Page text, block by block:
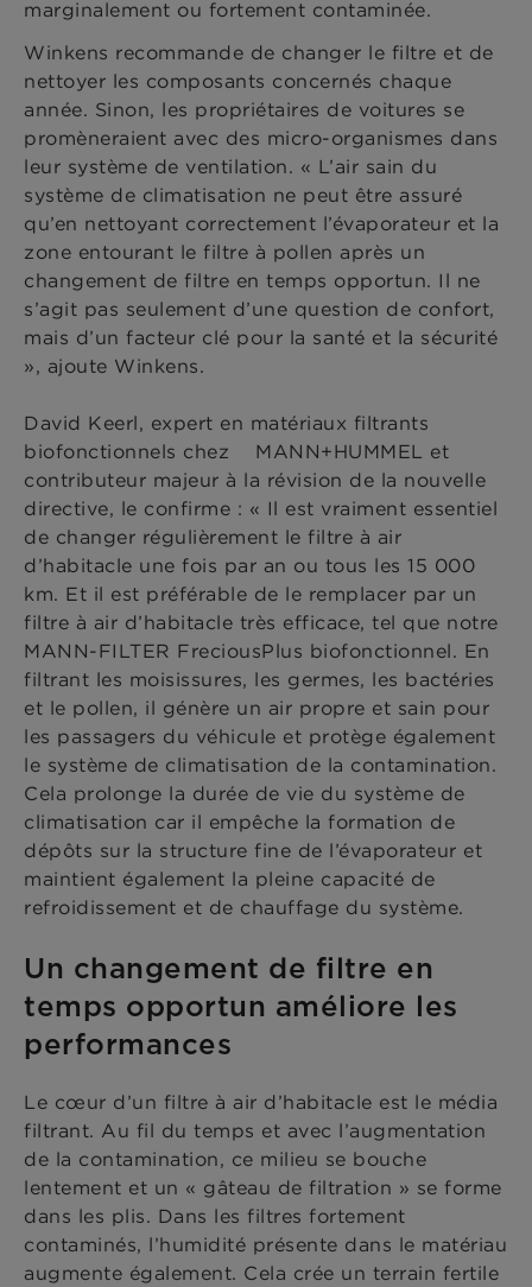
marginalement ou fortement contaminée.
Winkens recommande de changer le filtre et de
nettoyer les composants concernés chaque
année. Sinon, les propriétaires de voitures se
promèneraient avec des micro-organismes dans
leur système de ventilation. « L’air sain du
système de climatisation ne peut être assuré
qu’en nettoyant correctement l’évaporateur et la
zone entourant le filtre à pollen après un
changement de filtre en temps opportun. Il ne
s’agit pas seulement d’une question de confort,
mais d’un facteur clé pour la santé et la sécurité
», ajoute Winkens.
David Keerl, expert en matériaux filtrants
biofonctionnels chez MANN+HUMMEL et
contributeur majeur à la révision de la nouvelle
directive, le confirme : « Il est vraiment essentiel
de changer régulièrement le filtre à air
d’habitacle une fois par an ou tous les 15 000
km. Et il est préférable de le remplacer par un
filtre à air d’habitacle très efficace, tel que notre
MANN-FILTER FreciousPlus biofonctionnel. En
filtrant les moisissures, les germes, les bactéries
et le pollen, il génère un air propre et sain pour
les passagers du véhicule et protège également
le système de climatisation de la contamination.
Cela prolonge la durée de vie du système de
climatisation car il empêche la formation de
dépôts sur la structure fine de l’évaporateur et
maintient également la pleine capacité de
refroidissement et de chauffage du système.
Un changement de filtre en
temps opportun améliore les
performances
Le cœur d’un filtre à air d’habitacle est le média
filtrant. Au fil du temps et avec l’augmentation
de la contamination, ce milieu se bouche
lentement et un « gâteau de filtration » se forme
dans les plis. Dans les filtres fortement
contaminés, l’humidité présente dans le matériau
augmente également. Cela crée un terrain fertile